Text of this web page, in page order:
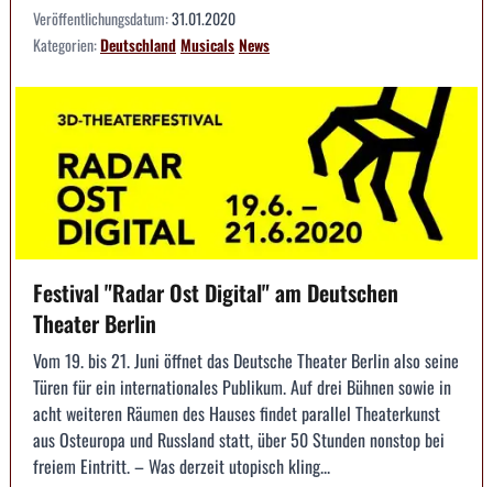
Veröffentlichungsdatum:31.01.2020
Kategorien:DeutschlandMusicalsNews
Festival "Radar Ost Digital" am Deutschen
Theater Berlin
Vom 19. bis 21. Juni öffnet das Deutsche Theater Berlin also seine
Türen für ein internationales Publikum. Auf drei Bühnen sowie in
acht weiteren Räumen des Hauses findet parallel Theaterkunst
aus Osteuropa und Russland statt, über 50 Stunden nonstop bei
freiem Eintritt. – Was derzeit utopisch kling...